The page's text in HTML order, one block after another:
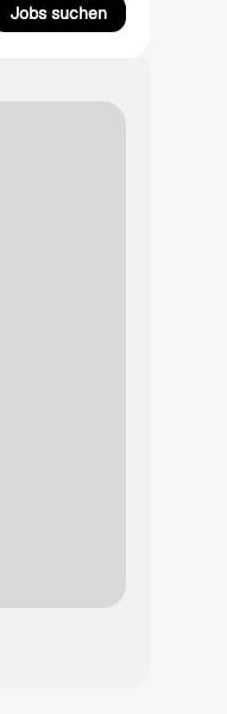
Jobs suchen